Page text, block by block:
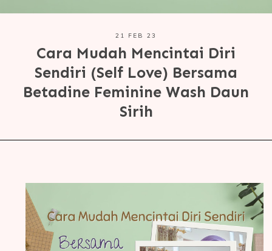
21 FEB 23
Cara Mudah Mencintai Diri
Sendiri (Self Love) Bersama
Betadine Feminine Wash Daun
Sirih